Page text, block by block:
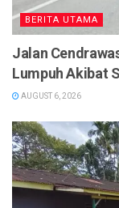
BERITA UTAMA
Jalan
Lumpuh Akibat
AUGUST 6, 2026